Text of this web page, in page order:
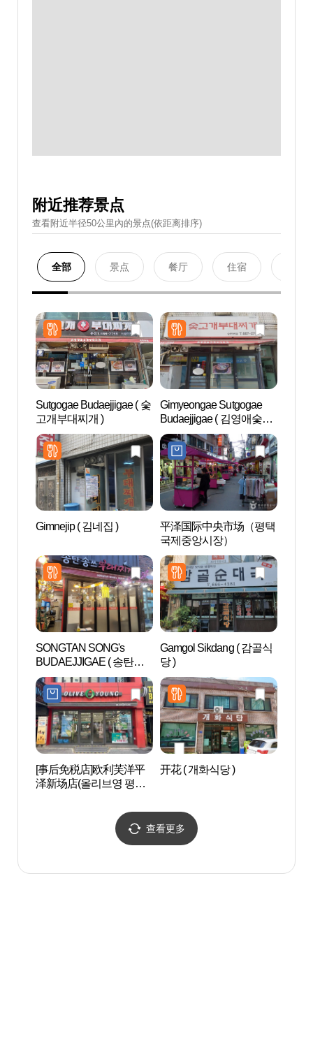
附近推荐景点
查看附近半径50公里內的景点(依距离排序)
全部 景点 餐厅 住宿
Sutgogae Budaejjigae ( 숯
고개부대찌개 )
Gimyeongae Sutgogae
Budaejjigae ( 김영애숯고
개부대찌개 )
Gimnejip ( 김네집 )
平泽国际中央市场（평택
국제중앙시장）
SONGTAN SONG's
BUDAEJJIGAE ( 송탄송
쓰부대찌개 )
Gamgol Sikdang ( 감골식
당 )
[事后免税店]欧利芙洋平
泽新场店(올리브영 평택
开花 ( 개화식당 )
查看更多